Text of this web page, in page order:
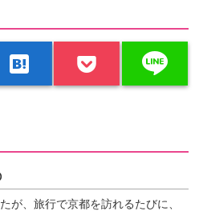
hatenabookmark line
が、旅行で京都を訪れるたびに、